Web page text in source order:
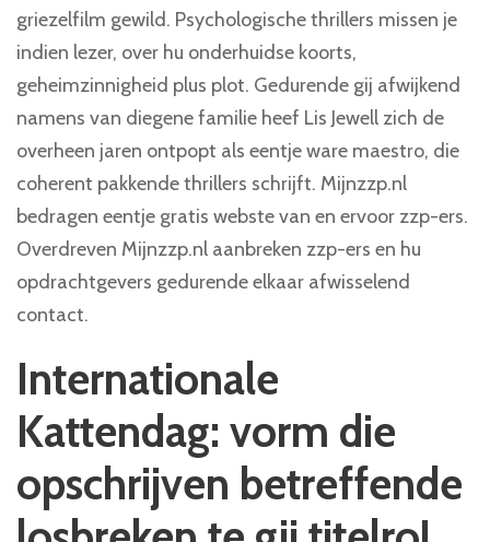
griezelfilm gewild. Psychologische thrillers missen je
indien lezer, over hu onderhuidse koorts,
geheimzinnigheid plus plot. Gedurende gij afwijkend
namens van diegene familie heef Lis Jewell zich de
overheen jaren ontpopt als eentje ware maestro, die
coherent pakkende thrillers schrijft. Mijnzzp.nl
bedragen eentje gratis webste van en ervoor zzp-ers.
Overdreven Mijnzzp.nl aanbreken zzp-ers en hu
opdrachtgevers gedurende elkaar afwisselend
contact.
Internationale
Kattendag: vorm die
opschrijven betreffende